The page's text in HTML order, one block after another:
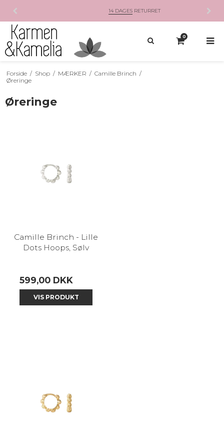
14 DAGES RETURRET
0
Forside / Shop / MÆRKER / Camille Brinch /
Øreringe
Øreringe
Camille Brinch - Lille
Dots Hoops, Sølv
599,00 DKK
VIS PRODUKT